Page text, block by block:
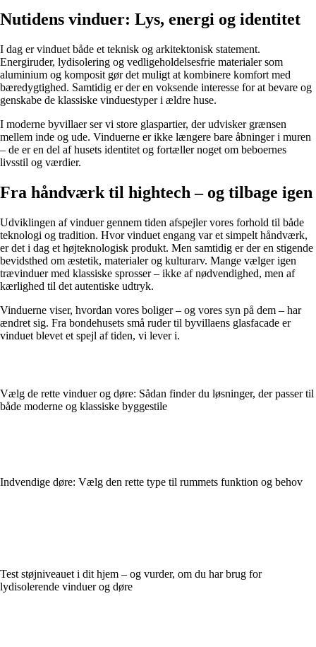
Nutidens vinduer: Lys, energi og identitet
I dag er vinduet både et teknisk og arkitektonisk statement.
Energiruder, lydisolering og vedligeholdelsesfrie materialer som
aluminium og komposit gør det muligt at kombinere komfort med
bæredygtighed. Samtidig er der en voksende interesse for at bevare og
genskabe de klassiske vinduestyper i ældre huse.
I moderne byvillaer ser vi store glaspartier, der udvisker grænsen
mellem inde og ude. Vinduerne er ikke længere bare åbninger i muren
– de er en del af husets identitet og fortæller noget om beboernes
livsstil og værdier.
Fra håndværk til hightech – og tilbage igen
Udviklingen af vinduer gennem tiden afspejler vores forhold til både
teknologi og tradition. Hvor vinduet engang var et simpelt håndværk,
er det i dag et højteknologisk produkt. Men samtidig er der en stigende
bevidsthed om æstetik, materialer og kulturarv. Mange vælger igen
trævinduer med klassiske sprosser – ikke af nødvendighed, men af
kærlighed til det autentiske udtryk.
Vinduerne viser, hvordan vores boliger – og vores syn på dem – har
ændret sig. Fra bondehusets små ruder til byvillaens glasfacade er
vinduet blevet et spejl af tiden, vi lever i.
Vælg de rette vinduer og døre: Sådan finder du løsninger, der passer til
både moderne og klassiske byggestile
Indvendige døre: Vælg den rette type til rummets funktion og behov
Test støjniveauet i dit hjem – og vurder, om du har brug for
lydisolerende vinduer og døre